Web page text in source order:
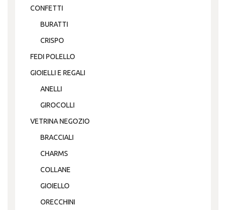
CONFETTI
BURATTI
CRISPO
FEDI POLELLO
GIOIELLI E REGALI
ANELLI
GIROCOLLI
VETRINA NEGOZIO
BRACCIALI
CHARMS
COLLANE
GIOIELLO
ORECCHINI